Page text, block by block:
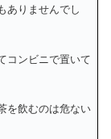
ありませんでし
コンビニで置いて
を飲むのは危ない